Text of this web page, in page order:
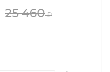
25 460₽